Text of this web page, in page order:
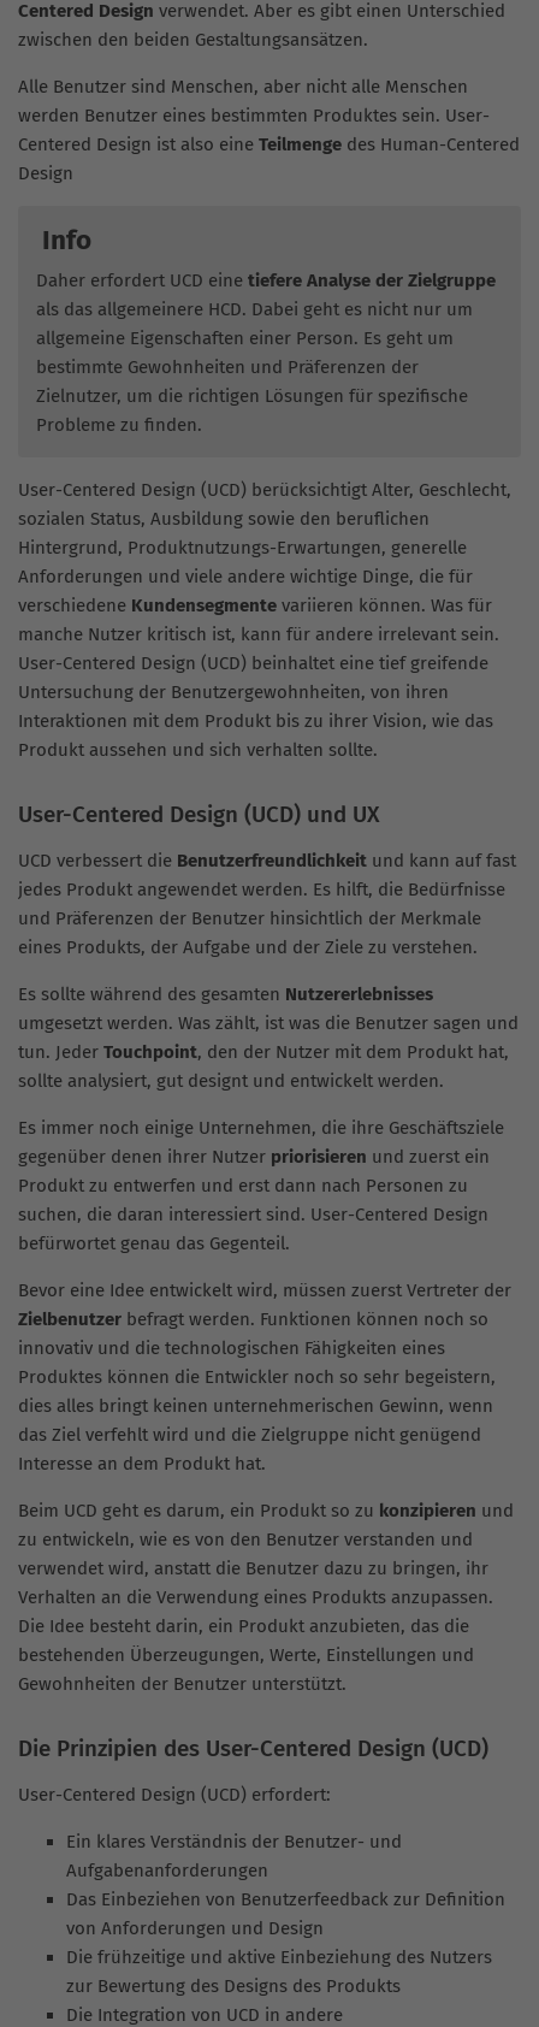
Centered Design verwendet. Aber es gibt einen Unterschied
zwischen den beiden Gestaltungsansätzen.
Alle Benutzer sind Menschen, aber nicht alle Menschen
werden Benutzer eines bestimmten Produktes sein. User-
Centered Design ist also eine Teilmenge des Human-Centered
Design
Info
Daher erfordert UCD eine tiefere Analyse der Zielgruppe
als das allgemeinere HCD. Dabei geht es nicht nur um
allgemeine Eigenschaften einer Person. Es geht um
bestimmte Gewohnheiten und Präferenzen der
Zielnutzer, um die richtigen Lösungen für spezifische
Probleme zu finden.
User-Centered Design (UCD) berücksichtigt Alter, Geschlecht,
sozialen Status, Ausbildung sowie den beruflichen
Hintergrund, Produktnutzungs-Erwartungen, generelle
Anforderungen und viele andere wichtige Dinge, die für
verschiedene Kundensegmente variieren können. Was für
manche Nutzer kritisch ist, kann für andere irrelevant sein.
User-Centered Design (UCD) beinhaltet eine tief greifende
Untersuchung der Benutzergewohnheiten, von ihren
Interaktionen mit dem Produkt bis zu ihrer Vision, wie das
Produkt aussehen und sich verhalten sollte.
User-Centered Design (UCD) und UX
UCD verbessert die Benutzerfreundlichkeit und kann auf fast
jedes Produkt angewendet werden. Es hilft, die Bedürfnisse
und Präferenzen der Benutzer hinsichtlich der Merkmale
eines Produkts, der Aufgabe und der Ziele zu verstehen.
Es sollte während des gesamten Nutzererlebnisses
umgesetzt werden. Was zählt, ist was die Benutzer sagen und
tun. Jeder Touchpoint, den der Nutzer mit dem Produkt hat,
sollte analysiert, gut designt und entwickelt werden.
Es immer noch einige Unternehmen, die ihre Geschäftsziele
gegenüber denen ihrer Nutzer priorisieren und zuerst ein
Produkt zu entwerfen und erst dann nach Personen zu
suchen, die daran interessiert sind. User-Centered Design
befürwortet genau das Gegenteil.
Bevor eine Idee entwickelt wird, müssen zuerst Vertreter der
Zielbenutzer befragt werden. Funktionen können noch so
innovativ und die technologischen Fähigkeiten eines
Produktes können die Entwickler noch so sehr begeistern,
dies alles bringt keinen unternehmerischen Gewinn, wenn
das Ziel verfehlt wird und die Zielgruppe nicht genügend
Interesse an dem Produkt hat.
Beim UCD geht es darum, ein Produkt so zu konzipieren und
zu entwickeln, wie es von den Benutzer verstanden und
verwendet wird, anstatt die Benutzer dazu zu bringen, ihr
Verhalten an die Verwendung eines Produkts anzupassen.
Die Idee besteht darin, ein Produkt anzubieten, das die
bestehenden Überzeugungen, Werte, Einstellungen und
Gewohnheiten der Benutzer unterstützt.
Die Prinzipien des User-Centered Design (UCD)
User-Centered Design (UCD) erfordert:
Ein klares Verständnis der Benutzer- und
Aufgabenanforderungen
Das Einbeziehen von Benutzerfeedback zur Definition
von Anforderungen und Design
Die frühzeitige und aktive Einbeziehung des Nutzers
zur Bewertung des Designs des Produkts
Die Integration von UCD in andere